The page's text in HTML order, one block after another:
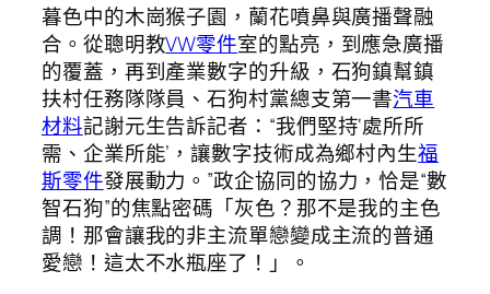
暮色中的木崗猴子園，蘭花噴鼻與廣播聲融
合。從聰明教VW零件室的點亮，到應急廣播
的覆蓋，再到產業數字的升級，石狗鎮幫鎮
扶村任務隊隊員、石狗村黨總支第一書汽車
材料記謝元生告訴記者：“我們堅持‘處所所
需、企業所能’，讓數字技術成為鄉村內生福
斯零件發展動力。”政企協同的協力，恰是“數
智石狗”的焦點密碼「灰色？那不是我的主色
調！那會讓我的非主流單戀變成主流的普通
愛戀！這太不水瓶座了！」。